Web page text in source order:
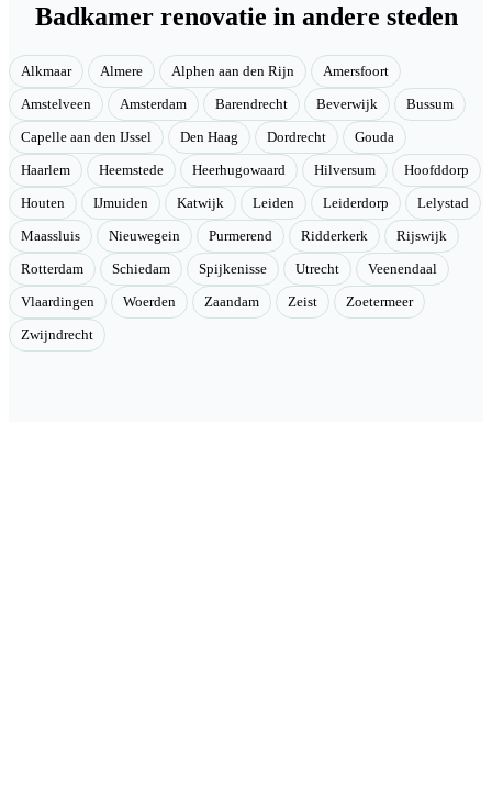
Badkamer renovatie in andere steden
Alkmaar Almere Alphen aan den Rijn Amersfoort
Amstelveen Amsterdam Barendrecht Beverwijk Bussum
Capelle aan den IJssel Den Haag Dordrecht Gouda
Haarlem Heemstede Heerhugowaard Hilversum Hoofddorp
Houten IJmuiden Katwijk Leiden Leiderdorp Lelystad
Maassluis Nieuwegein Purmerend Ridderkerk Rijswijk
Rotterdam Schiedam Spijkenisse Utrecht Veenendaal
Vlaardingen Woerden Zaandam Zeist Zoetermeer
Zwijndrecht